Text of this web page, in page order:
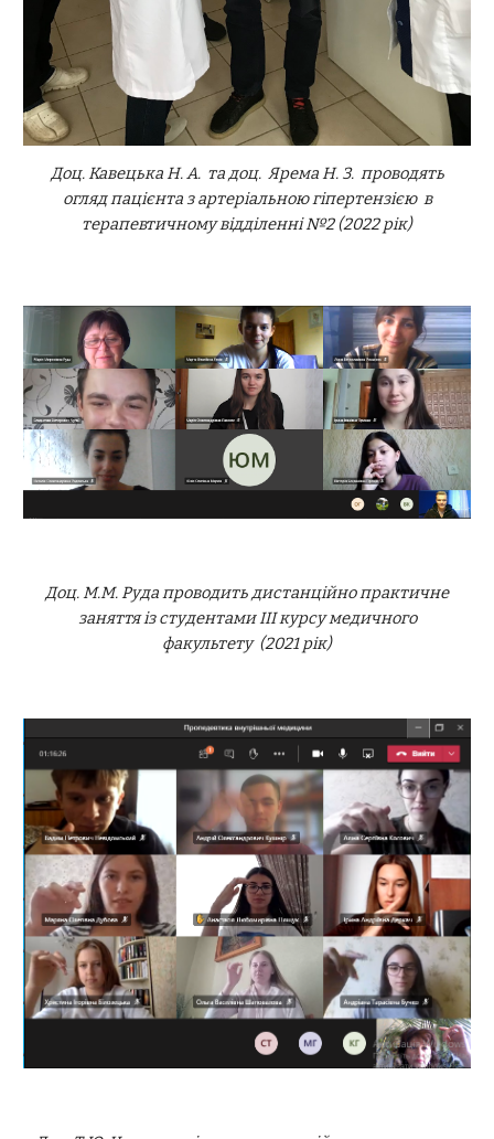
Доц. Кавецька Н. А. та доц. Ярема Н. З. проводять
огляд пацієнта з артеріальною гіпертензією в
терапевтичному відділенні №2 (2022 рік)
Доц. М.М. Руда проводить дистанційно практичне
заняття із студентами ІІІ курсу медичного
факультету (2021 рік)